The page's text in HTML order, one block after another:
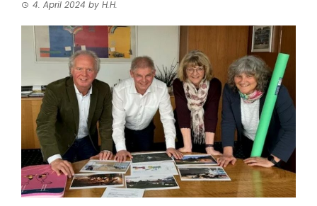
4. April 2024 by H.H.